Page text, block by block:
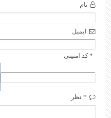
نام
ایمیل
* کد امنیتی
* نظر